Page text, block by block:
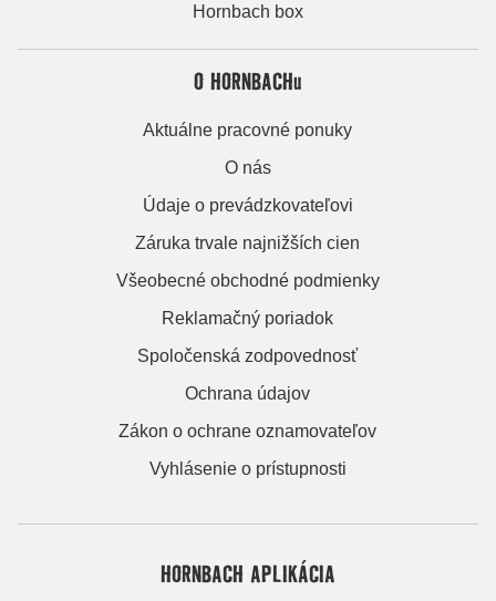
Hornbach box
O HORNBACHu
Aktuálne pracovné ponuky
O nás
Údaje o prevádzkovateľovi
Záruka trvale najnižších cien
Všeobecné obchodné podmienky
Reklamačný poriadok
Spoločenská zodpovednosť
Ochrana údajov
Zákon o ochrane oznamovateľov
Vyhlásenie o prístupnosti
HORNBACH APLIKÁCIA